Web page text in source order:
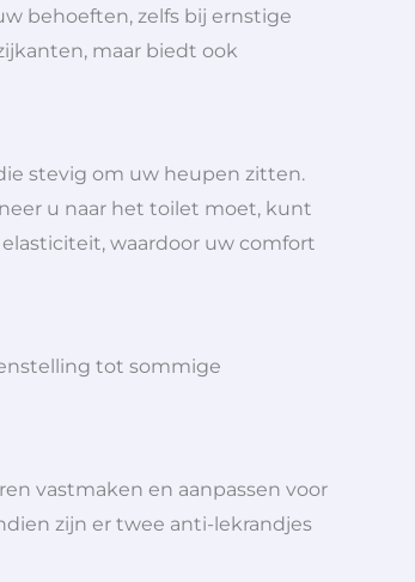
behoeften, zelfs bij ernstige
maar biedt ook
stevig om uw heupen zitten.
u naar het toilet moet, kunt
waardoor uw comfort
tot sommige
vastmaken en aanpassen voor
zijn er twee anti-lekrandjes